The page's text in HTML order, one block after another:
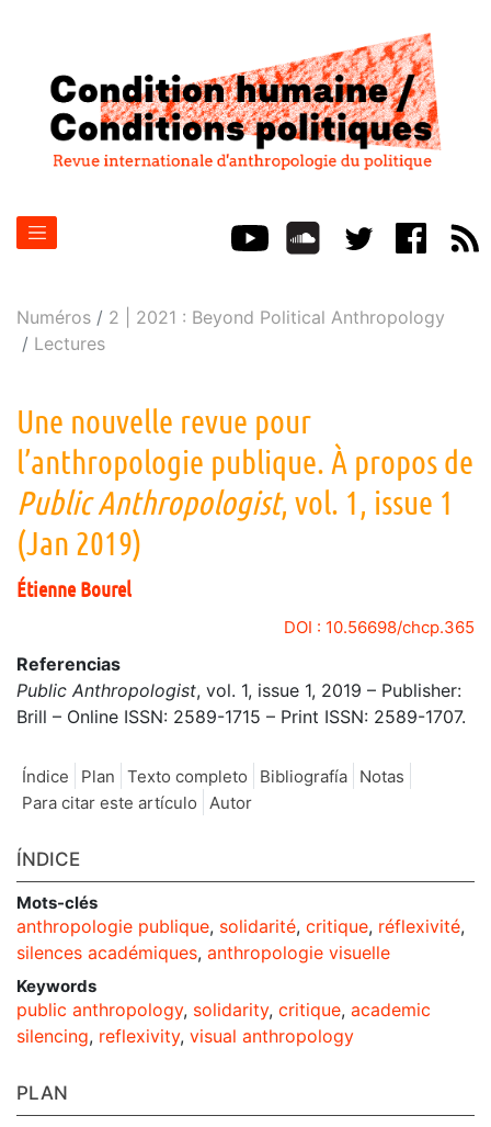
Numéros
2 | 2021 : Beyond Political Anthropology
Lectures
Une nouvelle revue pour
l’anthropologie publique. À propos de
Public Anthropologist, vol. 1, issue 1
(Jan 2019)
ÉtienneBourel
DOI : 10.56698/chcp.365
Referencias
Public Anthropologist, vol. 1, issue 1, 2019 – Publisher:
Brill – Online ISSN: 2589-1715 – Print ISSN: 2589-1707.
Índice Plan Texto completo Bibliografía
Notas
Para citar este artículo
Autor
ÍNDICE
Mots-clés
anthropologie publique, solidarité, critique, réflexivité,
silences académiques, anthropologie visuelle
Keywords
public anthropology, solidarity, critique, academic
silencing, reflexivity, visual anthropology
PLAN